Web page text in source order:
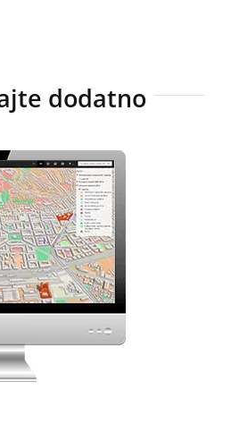
dodatno